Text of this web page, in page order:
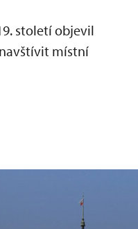
století objevil
místní